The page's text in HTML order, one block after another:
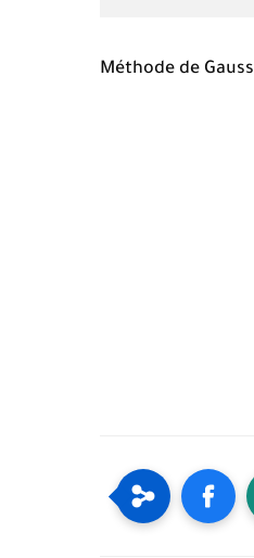
Méthode de Gauss